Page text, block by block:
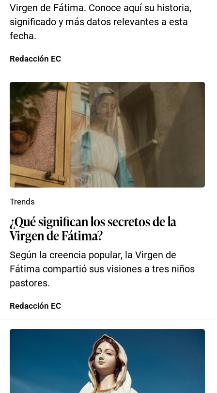
Virgen de Fátima. Conoce aquí su historia,
significado y más datos relevantes a esta
fecha.
Redacción EC
¿Qué significan los secretos de la
Virgen de Fátima?
Según la creencia popular, la Virgen de
Fátima compartió sus visiones a tres niños
pastores.
Trends
Redacción EC